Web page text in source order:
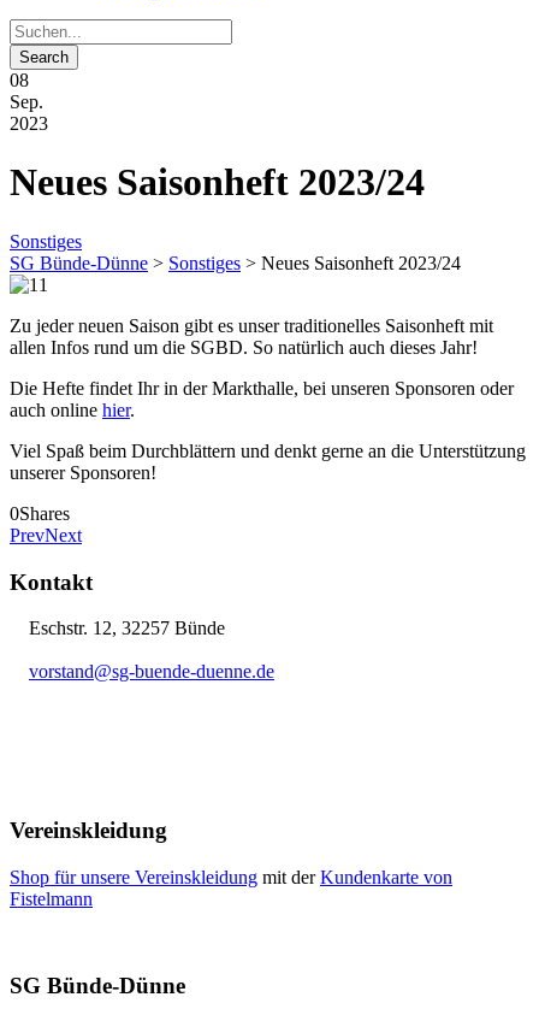
08
Sep.
2023
Neues Saisonheft 2023/24
Sonstiges
SG Bünde-Dünne > Sonstiges > Neues Saisonheft 2023/24
Zu jeder neuen Saison gibt es unser traditionelles Saisonheft mit
allen Infos rund um die SGBD. So natürlich auch dieses Jahr!
Die Hefte findet Ihr in der Markthalle, bei unseren Sponsoren oder
auch online hier.
Viel Spaß beim Durchblättern und denkt gerne an die Unterstützung
unserer Sponsoren!
0Shares
PrevNext
Kontakt
Eschstr. 12, 32257 Bünde
vorstand@sg-buende-duenne.de
Vereinskleidung
Shop für unsere Vereinskleidung mit derKundenkarte von
Fistelmann
SG Bünde-Dünne